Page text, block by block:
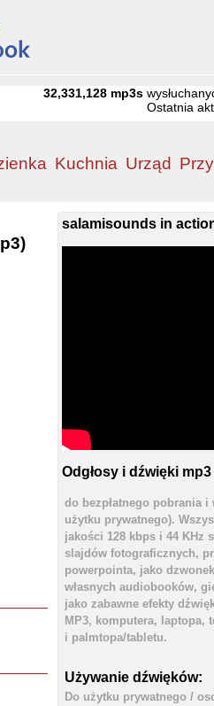
32,331,128 mp3s
Ostatnia
Kuchnia Urząd
salamisounds in
Odgłosy i dźwięki mp3
do bezpłatnego pobrania
użytku prywatnego).
jakości 128 kbps i 44 KHz
slajdów fotograficznych,
powerpointa, jako
własnych audiobooków,
jako zabawne efekty
MP3, komputera, laptopa,
i palmtopa/tabletu.
Używanie dźwięków:
Do użytku prywatnego /